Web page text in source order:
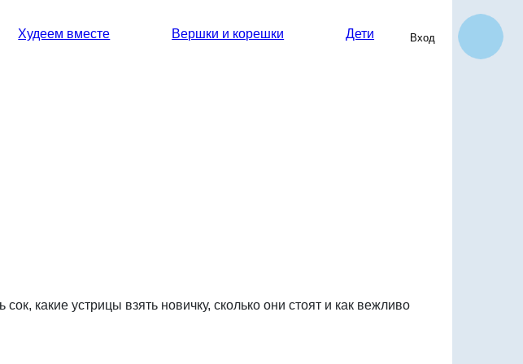
Худеем вместе Вершки и корешки Дети Вход на сайт
Вход
какие устрицы взять новичку, сколько они стоят и как вежливо